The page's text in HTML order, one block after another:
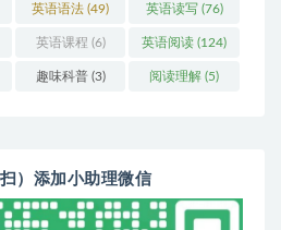
英语语法 (49) 英语读写(76)
英语课程 (6) 英语阅读 (124)
趣味科普(3) 阅读理解 (5)
扫）添加小助理微信